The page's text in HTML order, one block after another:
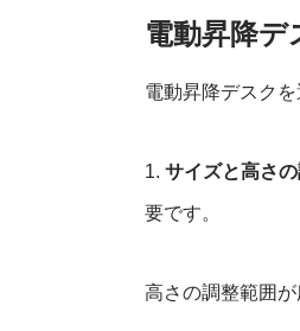
電動
電動昇降デ
電動昇降デスク
1. サイズと高さ
要です。
高さの調整範囲